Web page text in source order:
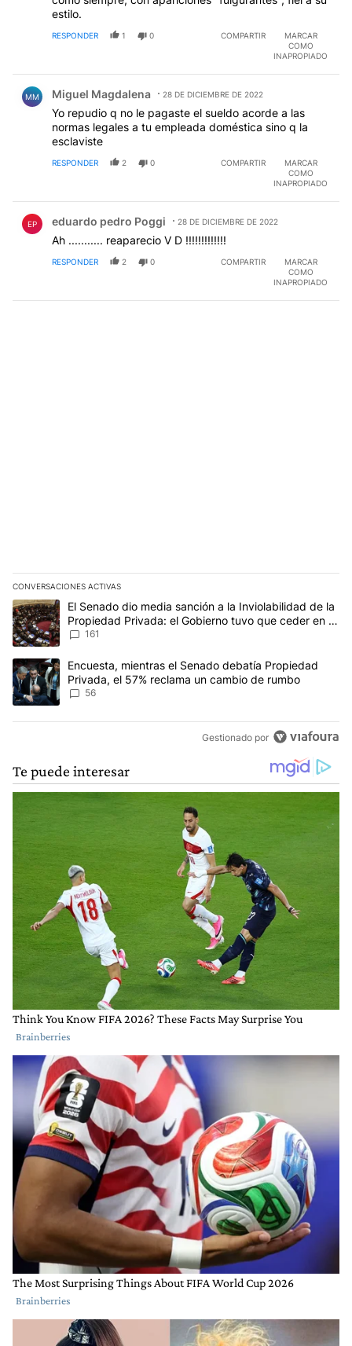
estilo.
RESPONDER 1 0 COMPARTIR
MARCAR
COMO
INAPROPIADO
MM Miguel Magdalena 28 DE DICIEMBRE DE 2022
Yo repudio q no le pagaste el sueldo acorde a las
normas legales a tu empleada doméstica sino q la
esclaviste
RESPONDER 2 0 COMPARTIR
MARCAR
COMO
INAPROPIADO
EP eduardo pedro Poggi 28 DE DICIEMBRE DE 2022
Ah ........... reaparecio V D !!!!!!!!!!!!!
RESPONDER 2 0 COMPARTIR
MARCAR
COMO
INAPROPIADO
CONVERSACIONES ACTIVAS
Este listado muestra los artículos con más comentarios en los
Un artículo de tendencia con el título "El Senado dio media
El Senado dio media sanción a la Inviolabilidad de la
Propiedad Privada: el Gobierno tuvo que ceder en la
Ley del Manejo del Fuego
161
Un artículo de tendencia con el título "Encuesta, mientras el
Encuesta, mientras el Senado debatía Propiedad
Privada, el 57% reclama un cambio de rumbo
56
Gestionado por